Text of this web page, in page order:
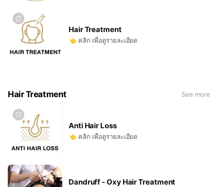
Hair Treatment
👈 คลิก เพื่อดูรายละเอียด
Hair Treatment See more
Anti Hair Loss
👈 คลิก เพื่อดูรายละเอียด
Dandruff - Oxy Hair Treatment